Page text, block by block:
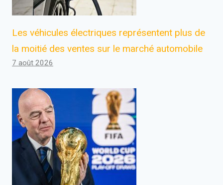
Les véhicules électriques représentent plus de
la moitié des ventes sur le marché automobile
7 août 2026